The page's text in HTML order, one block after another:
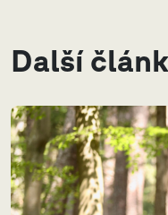
Další